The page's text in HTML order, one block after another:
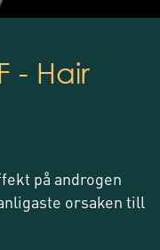
- Hair
på androgen
orsaken till